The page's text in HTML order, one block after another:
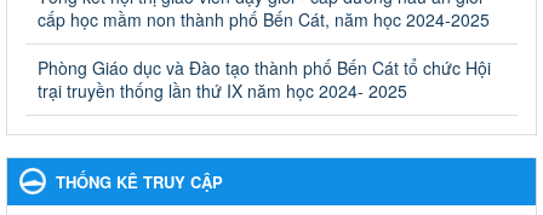
Ngày ban hành: 30/09/2024
Hướng dẫn thực hiện nhiệm vụ giáo dục tiểu học năm học
2024-2025
Hướng dẫn thực hiện nhiệm vụ giáo dục tiểu học năm học 2024-
2025
Ngày ban hành: 26/09/2024
cấp học mầm non thành phố Bến Cát, năm học 2024-2025
Phòng Giáo dục và Đào tạo thành phố Bến Cát tổ chức Hội
trại truyền thống lần thứ IX năm học 2024- 2025
THỐNG KÊ TRUY CẬP